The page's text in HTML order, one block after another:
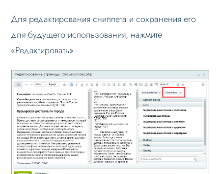
Для редактирования сниппета и сохранения его
для будущего использования, нажмите
«Редактировать».